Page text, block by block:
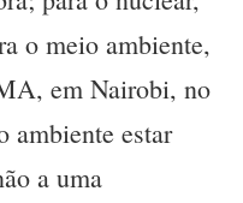
o meio ambiente,
em Nairobi, no
ambiente estar
a uma